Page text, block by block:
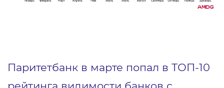
Паритетбанк в марте попал в ТОП-10